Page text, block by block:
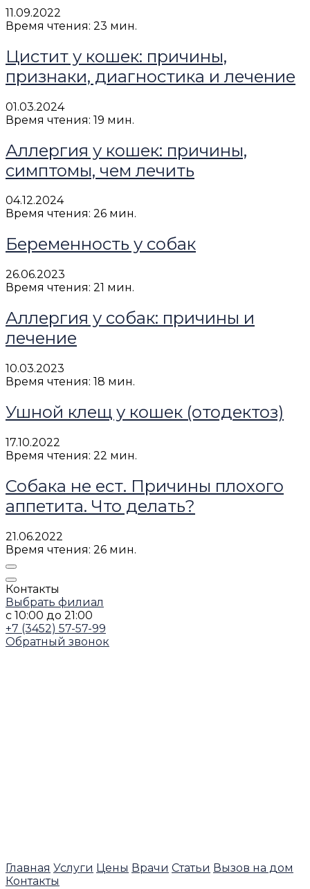
11.09.2022
Время чтения: 23 мин.
Цистит у кошек: причины,
признаки, диагностика и лечение
01.03.2024
Время чтения: 19 мин.
Аллергия у кошек: причины,
симптомы, чем лечить
04.12.2024
Время чтения: 26 мин.
Беременность у собак
26.06.2023
Время чтения: 21 мин.
Аллергия у собак: причины и
лечение
10.03.2023
Время чтения: 18 мин.
Ушной клещ у кошек (отодектоз)
17.10.2022
Время чтения: 22 мин.
Собака не ест. Причины плохого
аппетита. Что делать?
21.06.2022
Время чтения: 26 мин.
Контакты
Выбрать филиал
с 10:00 до 21:00
+7 (3452) 57-57-99
Обратный звонок
Главная Услуги Цены Врачи Статьи Вызов на дом
Контакты